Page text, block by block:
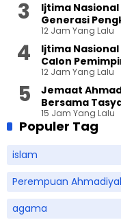
Ijtima
Generasi
12 Jam Yang Lalu
Ijtima
Calon
12 Jam Yang Lalu
Jemaat
Bersama
15 Jam Yang Lalu
Populer Tag
islam
Perempuan
agama